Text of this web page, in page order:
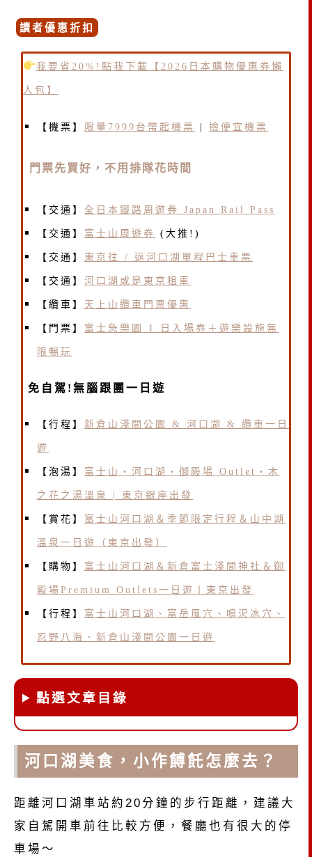
讀者優惠折扣
我要省20%!點我下載【2026日本購物優惠券懶
人包】
【機票】 限量7999台幣起機票 撿便宜機票
門票先買好，不用排隊花時間
【交通】 全日本鐵路周遊券 Japan Rail Pass
【交通】 富士山周遊券 (大推!)
【交通】 東京往 / 返河口湖單程巴士車票
【交通】 河口湖或是東京租車
【纜車】 天上山纜車門票優惠
【門票】 富士急樂園 1 日入場券＋遊樂設施無
限暢玩
免自駕!無腦跟團一日遊
【行程】 新倉山淺間公園 & 河口湖 & 纜車一日
遊
【泡湯】 富士山・河口湖・御殿場 Outlet・木
之花之湯溫泉 | 東京銀座出發
【賞花】 富士山河口湖＆季節限定行程＆山中湖
溫泉一日遊（東京出發）
【購物】 富士山河口湖＆新倉富士淺間神社＆御
殿場Premium Outlets一日遊丨東京出發
【行程】 富士山河口湖、富岳風穴、鳴沢冰穴、
忍野八海、新倉山淺間公園一日遊
點選文章目錄
河口湖美食，小作餺飥怎麼去？
距離河口湖車站約20分鐘的步行距離，建議大
家自駕開車前往比較方便，餐廳也有很大的停
車場～